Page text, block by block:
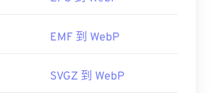
EMF 到 WebP
SVGZ 到 WebP